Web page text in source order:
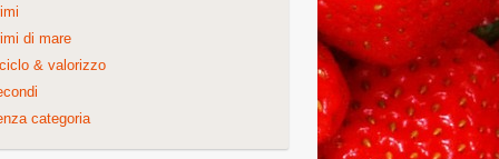
di mare
& valorizzo
categoria